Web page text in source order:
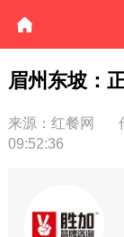
眉州东坡：
来源：红餐网
09:52:36